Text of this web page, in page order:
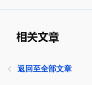
相关文章
返回至全部文章